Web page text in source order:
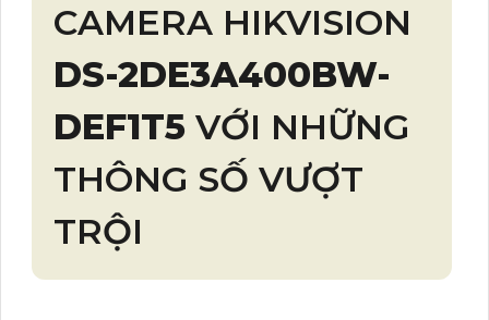
CAMERA HIKVISION
DS-2DE3A400BW-
DEF1T5 VỚI NHỮNG
THÔNG SỐ VƯỢT
TRỘI